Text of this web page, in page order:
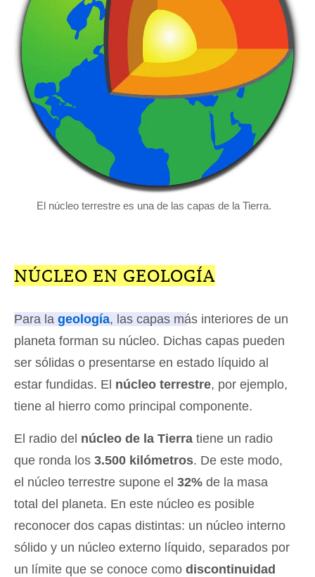
El núcleo terrestre es una de las capas de la Tierra.
NÚCLEO EN GEOLOGÍA
Para la geología, las capas más interiores de un
planeta forman su núcleo. Dichas capas pueden
ser sólidas o presentarse en estado líquido al
estar fundidas. El núcleo terrestre, por ejemplo,
tiene al hierro como principal componente.
El radio del núcleo de la Tierra tiene un radio
que ronda los 3.500 kilómetros. De este modo,
el núcleo terrestre supone el 32% de la masa
total del planeta. En este núcleo es posible
reconocer dos capas distintas: un núcleo interno
sólido y un núcleo externo líquido, separados por
un límite que se conoce como discontinuidad